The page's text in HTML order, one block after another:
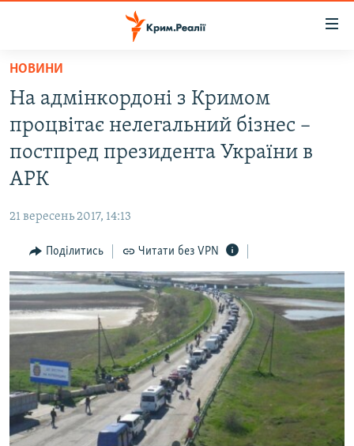
Перейти
основного
матеріалу
Перейти
до
основної
Перейти
пошуку
ВОДА.КРИМ
ВІДЕО ТА ФОТО
ПОЛІТИКА
ПОГЛЯД
ІНТЕРВ'Ю
ВСЕ ЗА ДЕНЬ
СПЕЦПРОЕКТИ
ВІДЕОУРОКИ «ELIFBE»
СВІДЧЕННЯ ОКУПАЦІЇ
УКРАЇНСЬКА ПРОБЛЕМА КРИМУ
ЯК ОБІЙТИ БЛОКУВАННЯ
Русский
Qırımtatar
НОВИНИ
На адмінкордоні з Кримом
процвітає нелегальний бізнес –
постпред президента України в
АРК
21 вересень 2017, 14:13
Поділитись Читати без VPN